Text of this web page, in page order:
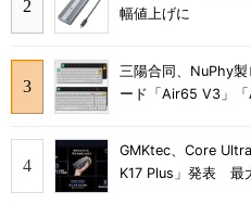
幅値上げに
三陽合同、NuPhy
ード「Air65 V3」
GMKtec、Core
K17 Plus」発表 最